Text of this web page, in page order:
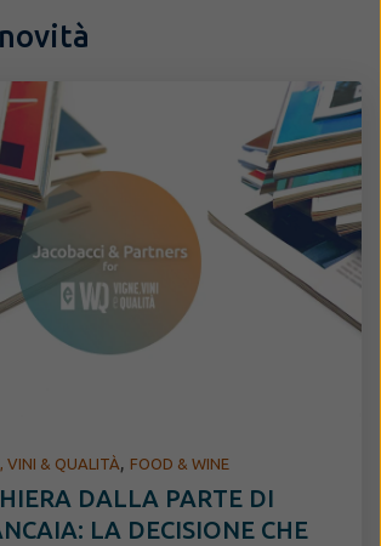
VINI & QUALITÀ, FOOD & WINE
DALLA PARTE DI
LA DECISIONE CHE